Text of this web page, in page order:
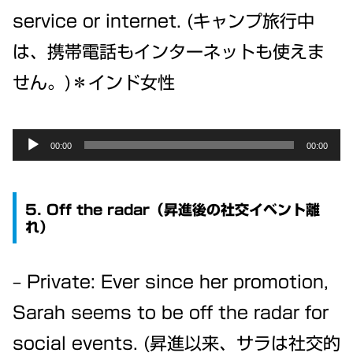
service or internet. (キャンプ旅行中
は、携帯電話もインターネットも使えま
せん。)＊インド女性
Audio
00:00 00:00
5. Off the radar（昇進後の社交イベント離
れ）
– Private: Ever since her promotion,
Sarah seems to be off the radar for
social events. (昇進以来、サラは社交的